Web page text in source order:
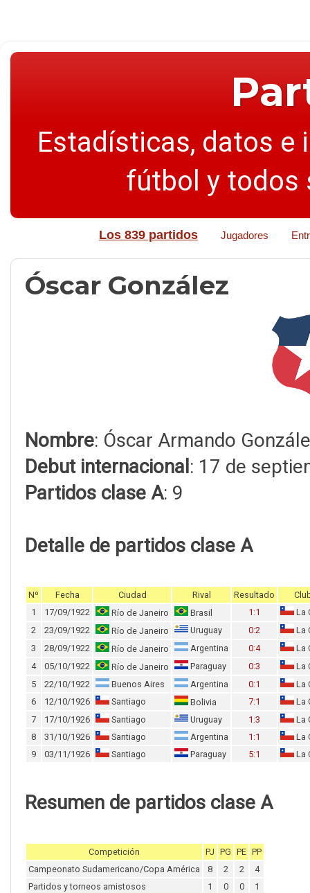
Estadísticas, datos e
fútbol y todos
Los 839 partidos Jugadores
Óscar González
Nombre: Óscar Armando
Debut internacional : 17 de
Partidos clase A: 9
Detalle de partidos clase A
Nº Fecha Ciudad Rival Resultado
1
17/09/1922 Río de Janeiro Brasil 1:1
La
2
23/09/1922 Río de Janeiro Uruguay 0:2
La
3
28/09/1922 Río de Janeiro Argentina 0:4
La
4
05/10/1922 Río de Janeiro Paraguay 0:3
La
5
22/10/1922 Buenos Aires Argentina 0:1
La
6
12/10/1926 Santiago Bolivia 7:1
La
7
17/10/1926 Santiago Uruguay 1:3
La
8
31/10/1926 Santiago Argentina 1:1
La
9
03/11/1926 Santiago Paraguay 5:1 La
Resumen de partidos clase A
Competición PJ PG PE PP
Campeonato Sudamericano/Copa América
8 2 2
4
Partidos y torneos amistosos
1 0 0
1